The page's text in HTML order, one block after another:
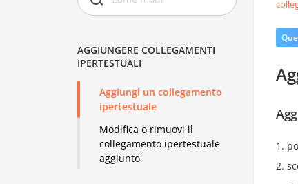
AGGIUNGERE COLLEGAMENTI
IPERTESTUALI
Aggiungi un collegamento
ipertestuale
Modifica o rimuovi il
collegamento ipertestuale
aggiunto